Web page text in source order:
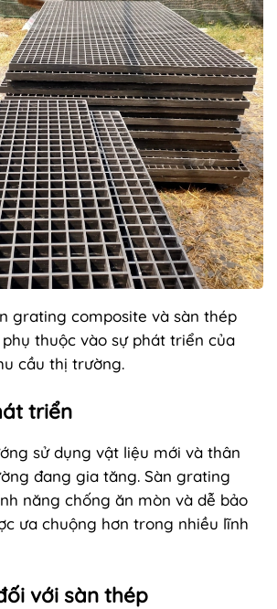
grating composite và sàn thép
thuộc vào sự phát triển của
cầu thị trường.
triển
sử dụng vật liệu mới và thân
đang gia tăng. Sàn grating
năng chống ăn mòn và dễ bảo
ưa chuộng hơn trong nhiều lĩnh
với sàn thép